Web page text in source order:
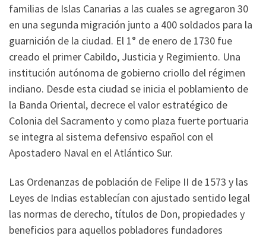
familias de Islas Canarias a las cuales se agregaron 30
en una segunda migración junto a 400 soldados para la
guarnición de la ciudad. El 1° de enero de 1730 fue
creado el primer Cabildo, Justicia y Regimiento. Una
institución autónoma de gobierno criollo del régimen
indiano. Desde esta ciudad se inicia el poblamiento de
la Banda Oriental, decrece el valor estratégico de
Colonia del Sacramento y como plaza fuerte portuaria
se integra al sistema defensivo español con el
Apostadero Naval en el Atlántico Sur.
Las Ordenanzas de población de Felipe II de 1573 y las
Leyes de Indias establecían con ajustado sentido legal
las normas de derecho, títulos de Don, propiedades y
beneficios para aquellos pobladores fundadores